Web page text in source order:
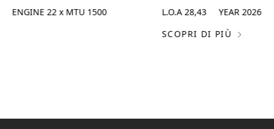
ENGINE22 x MTU 1500 L.O.A28,43 YEAR2026
SCOPRI DI PIÙ